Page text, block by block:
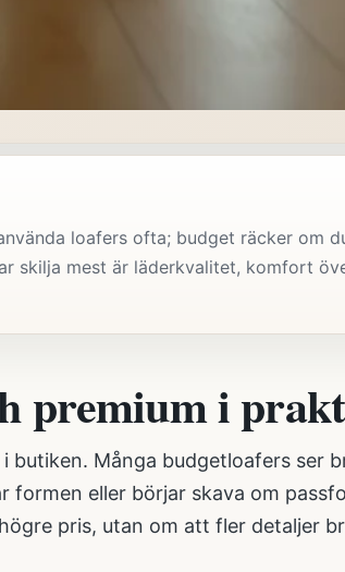
loafers ofta; budget räcker om
skilja mest är läderkvalitet, komfort
premium i
butiken. Många budgetloafers ser
formen eller börjar skava om
pris, utan om att fler detaljer